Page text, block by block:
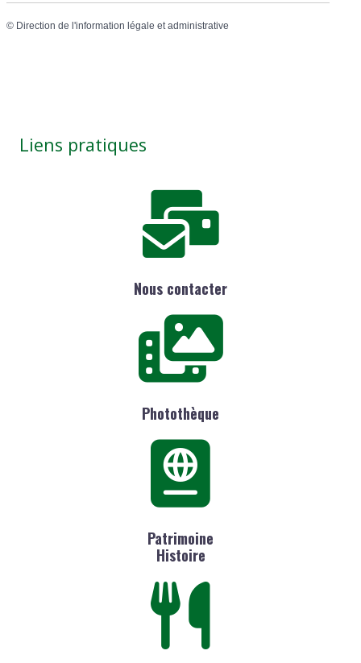
© Direction de l'information légale et administrative
Liens pratiques
Nous contacter
Photothèque
Patrimoine
Histoire